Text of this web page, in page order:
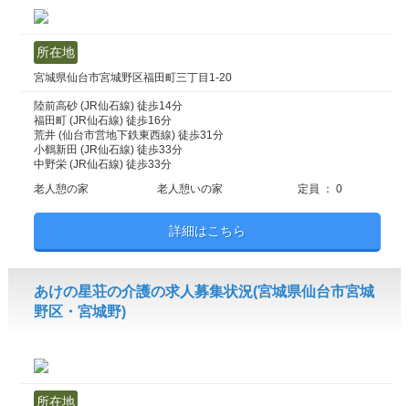
所在地
宮城県仙台市宮城野区福田町三丁目1-20
陸前高砂 (JR仙石線) 徒歩14分
福田町 (JR仙石線) 徒歩16分
荒井 (仙台市営地下鉄東西線) 徒歩31分
小鶴新田 (JR仙石線) 徒歩33分
中野栄 (JR仙石線) 徒歩33分
老人憩の家
老人憩いの家 定員 ： 0
詳細はこちら
あけの星荘の介護の求人募集状況(宮城県仙台市宮城
野区・宮城野)
所在地